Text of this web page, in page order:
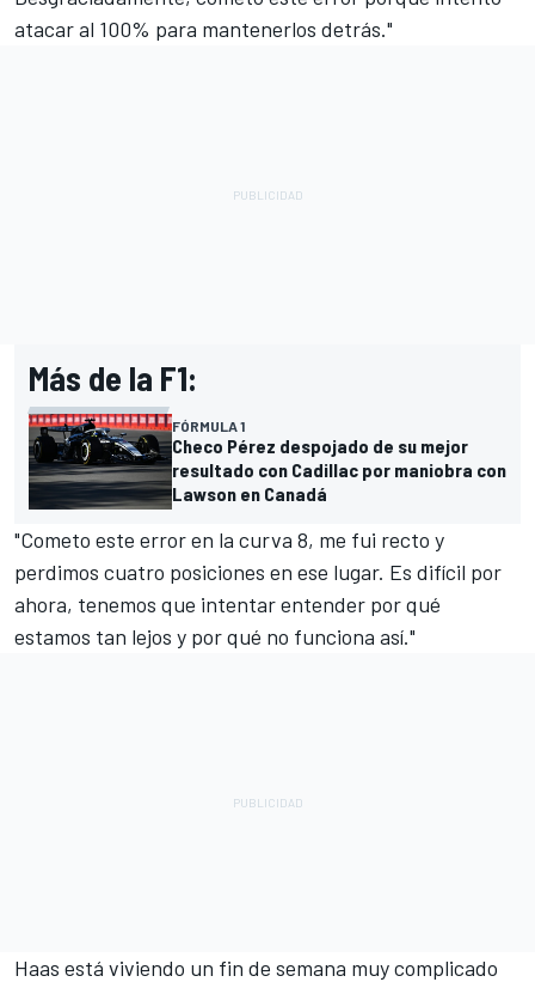
atacar al 100% para mantenerlos detrás."
Más de la F1:
FÓRMULA 1
Checo Pérez despojado de su mejor
resultado con Cadillac por maniobra con
Lawson en Canadá
"Cometo este error en la curva 8, me fui recto y
perdimos cuatro posiciones en ese lugar. Es difícil por
ahora, tenemos que intentar entender por qué
estamos tan lejos y por qué no funciona así."
Haas está viviendo un fin de semana muy complicado